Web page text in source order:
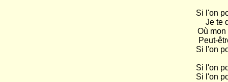
Si l'on
Je te
Où mon
Peut-
Si l'on
Si l'on
Si l'on